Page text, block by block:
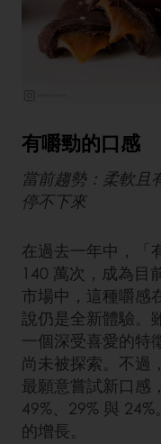
有嚼勁的口感
當前趨勢：柔軟且
停不下來
在過去一年中，「
140 萬次，成為目
市場中，這種嚼感
說仍是全新體驗。
一個深受喜愛的特
尚未被探索。不過
最願意嘗試新口感
49%、29% 與
的增長。